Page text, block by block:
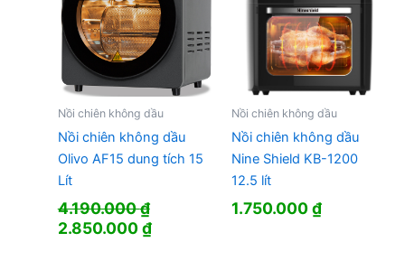
Nồi chiên không dầu
Nồi chiên không dầu
Olivo AF15 dung tích 15
Lít
4.190.000₫
Giá
2.850.000₫Giá
Nồi chiên không dầu
Nồi chiên không dầu
Nine Shield KB-1200
12.5 lít
1.750.000₫